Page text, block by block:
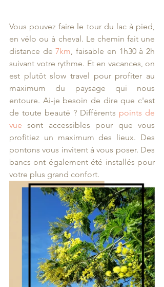
Vous pouvez faire le tour du lac à pied,
en vélo ou à cheval. Le chemin fait une
distance de 7km , faisable en 1h30 à 2h
suivant votre rythme. Et en vacances, on
est plutôt slow travel pour profiter au
maximum du paysage qui nous
entoure. Ai-je besoin de dire que c'est
de toute beauté ? Différents points de
vue sont accessibles pour que vous
profitiez un maximum des lieux. Des
pontons vous invitent à vous poser. Des
bancs ont également été installés pour
votre plus grand confort.